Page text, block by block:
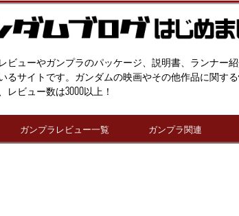
ビューやガンプラのパッケージ、説明書、ランナー
るサイトです。ガンダムの映画やその他作品に関す
レビュー数は3000以上！
ガンプラレビュー一覧 ガンプラ関連